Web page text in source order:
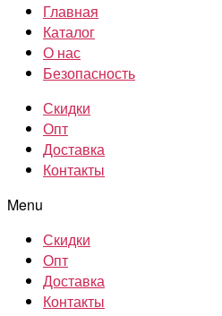
Главная
Каталог
О нас
Безопасность
Скидки
Опт
Доставка
Контакты
Menu
Скидки
Опт
Доставка
Контакты